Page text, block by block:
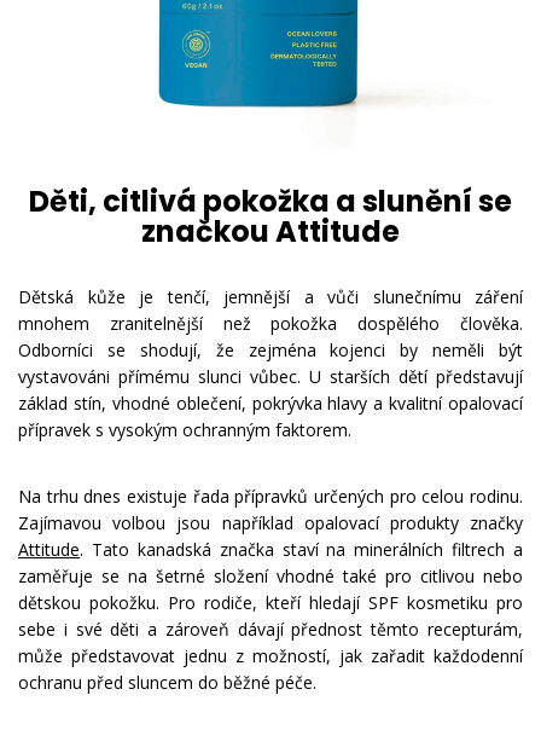
Děti, citlivá pokožka a slunění se
značkou Attitude
Dětská kůže je tenčí, jemnější a vůči slunečnímu záření
mnohem zranitelnější než pokožka dospělého člověka.
Odborníci se shodují, že zejména kojenci by neměli být
vystavováni přímému slunci vůbec. U starších dětí představují
základ stín, vhodné oblečení, pokrývka hlavy a kvalitní opalovací
přípravek s vysokým ochranným faktorem.
Na trhu dnes existuje řada přípravků určených pro celou rodinu.
Zajímavou volbou jsou například opalovací produkty značky
Attitude. Tato kanadská značka staví na minerálních filtrech a
zaměřuje se na šetrné složení vhodné také pro citlivou nebo
dětskou pokožku. Pro rodiče, kteří hledají SPF kosmetiku pro
sebe i své děti a zároveň dávají přednost těmto recepturám,
může představovat jednu z možností, jak zařadit každodenní
ochranu před sluncem do běžné péče.